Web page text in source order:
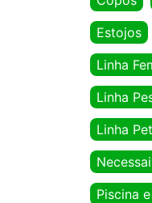
Estojos
Linha
Linha
Linha Pet
Piscina